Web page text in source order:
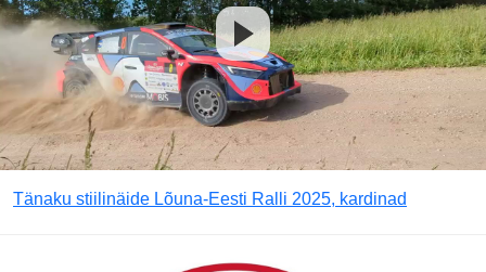
Tänaku stiilinäide Lõuna-Eesti Ralli 2025, kardinad